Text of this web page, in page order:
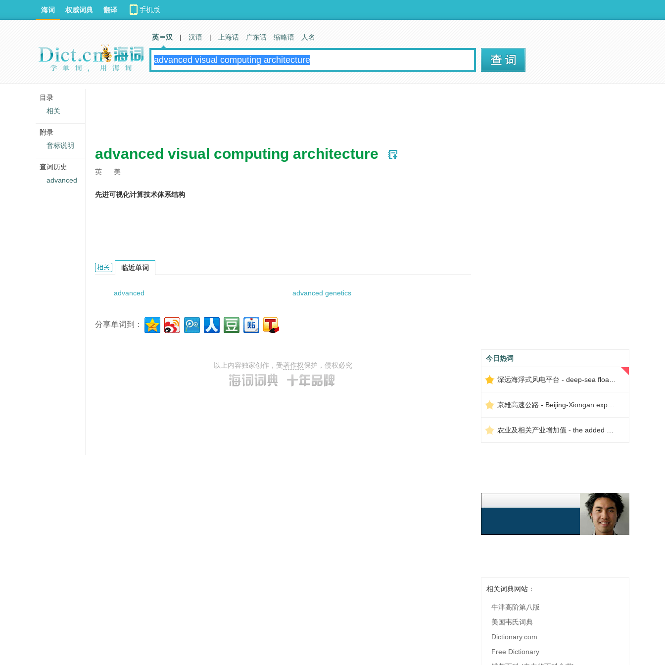
advanced visual computing architecture
英 美
先进可视化计算技术体系结构
advanced visual computing architecture的相关资料：
临近单词
advanced advanced genetics
分享单词到：
以上内容独家创作，受著作权保护，侵权必究
今日热词
相关词典网站：
牛津高阶第八版
美国韦氏词典
Dictionary.com
Free Dictionary
海词 权威词典 翻译
英 汉 | 汉语 | 上海话 广东话 缩略语 人名
目录
相关
附录
音标说明
查词历史
advanced